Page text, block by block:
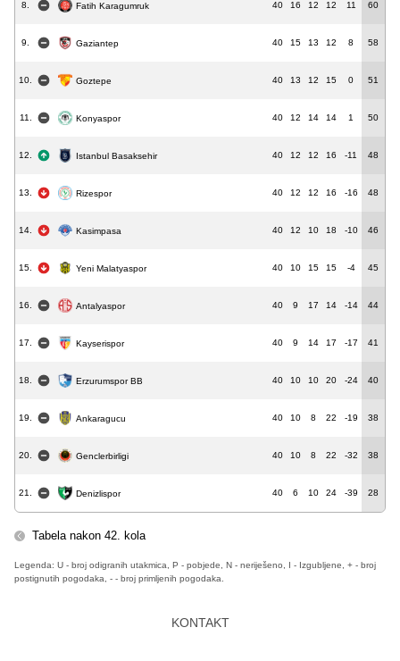
8. Fatih Karagumruk 40 16 12 12 11 60
9. Gaziantep 40 15 13 12 8 58
10. Goztepe 40 13 12 15 0 51
11. Konyaspor 40 12 14 14 1 50
12. Istanbul Basaksehir 40 12 12 16 -11 48
13. Rizespor 40 12 12 16 -16 48
14. Kasimpasa 40 12 10 18 -10 46
15. Yeni Malatyaspor 40 10 15 15 -4 45
16. Antalyaspor 40 9 17 14 -14 44
17. Kayserispor 40 9 14 17 -17 41
18. Erzurumspor BB 40 10 10 20 -24 40
19. Ankaragucu 40 10 8 22 -19 38
20. Genclerbirligi 40 10 8 22 -32 38
21. Denizlispor 40 6 10 24 -39 28
Tabela nakon 42. kola
Legenda: U - broj odigranih utakmica, P - pobjede, N - neriješeno, I - Izgubljene, + - broj
postignutih pogodaka, - - broj primljenih pogodaka.
KONTAKT